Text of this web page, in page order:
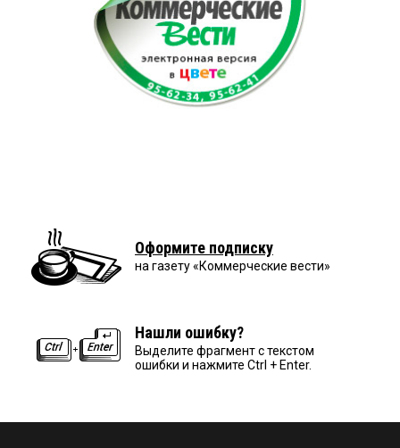
Оформите подписку
на газету «Коммерческие вести»
Нашли ошибку?
Выделите фрагмент с текстом
ошибки и нажмите Ctrl + Enter.